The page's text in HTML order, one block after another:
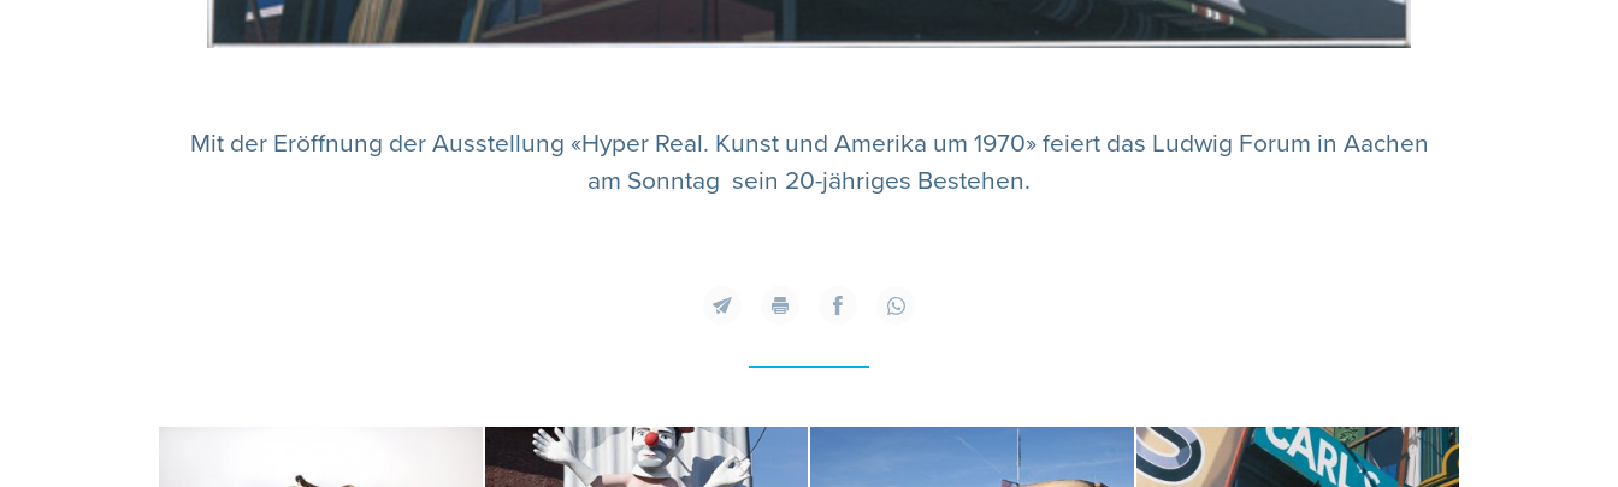
Mit der Eröffnung der Ausstellung «Hyper Real. Kunst und Amerika um 1970» feiert das Ludwig Forum in Aachen
am Sonntag sein 20-jähriges Bestehen.